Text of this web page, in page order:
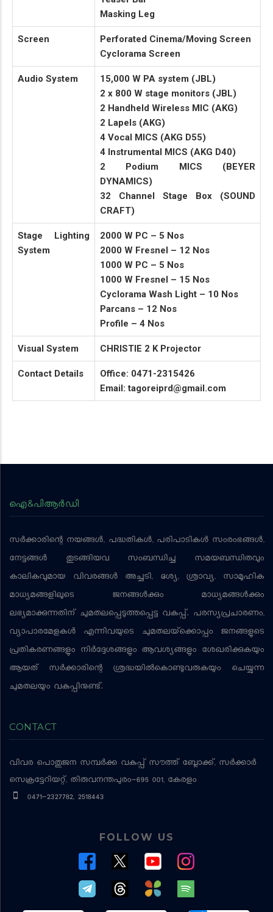
Masking Leg
Screen
Perforated Cinema/Moving Screen
Cyclorama Screen
Audio System
15,000 W PA system (JBL)
2 x 800 W stage monitors (JBL)
2 Handheld Wireless MIC (AKG)
2 Lapels (AKG)
4 Vocal MICS (AKG D55)
4 Instrumental MICS (AKG D40)
2 Podium MICS (BEYER
DYNAMICS)
32 Channel Stage Box (SOUND
CRAFT)
Stage Lighting
System
2000 W PC – 5 Nos
2000 W Fresnel – 12 Nos
1000 W PC – 5 Nos
1000 W Fresnel – 15 Nos
Cyclorama Wash Light – 10 Nos
Parcans – 12 Nos
Profile – 4 Nos
Visual System CHRISTIE 2 K Projector
Contact Details
Office: 0471-2315426
Email: tagoreiprd@gmail.com
ഐ&പിആര്‍ഡി
സര്‍ക്കാരിന്റെ നയങ്ങള്‍, പദ്ധതികള്‍, പരിപാടികള്‍ സംരംഭങ്ങള്‍,
നേട്ടങ്ങള്‍ തുടങ്ങിയവ സംബന്ധിച്ച സമയബന്ധിതവും
കാലികവുമായ വിവരങ്ങള്‍ അച്ചടി, ദൃശ്യ, ശ്രാവ്യ, സാമൂഹിക
മാധ്യമങ്ങളിലൂടെ ജനങ്ങള്‍ക്കും മാധ്യമങ്ങള്‍ക്കും
ലഭ്യമാക്കുന്നതിന് ചുമതലപ്പെടുത്തപ്പെട്ട വകുപ്പ്. പരസ്യപ്രചാരണം,
വ്യാപാരമേളകള്‍ എന്നിവയുടെ ചുമതലയ്‌ക്കൊപ്പം ജനങ്ങളുടെ
പ്രതികരണങ്ങളും നിര്‍ദ്ദേശങ്ങളും ആവശ്യങ്ങളും ശേഖരിക്കുകയും
ആയത് സര്‍ക്കാരിന്റെ ശ്രദ്ധയില്‍കൊണ്ടുവരുകയും ചെയ്യുന്ന
ചുമതലയും വകുപ്പിനുണ്ട്.
CONTACT
വിവര പൊതുജന സമ്പര്‍ക്ക വകുപ്പ് സൗത്ത് ബ്ലോക്ക്, സര്‍ക്കാര്‍
സെക്രട്ടേറിയറ്റ്, തിരുവനന്തപുരം-695 001, കേരളം
0471-2327782, 2518443
FOLLOW US